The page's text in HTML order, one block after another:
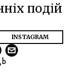
подій
INSTAGRAM